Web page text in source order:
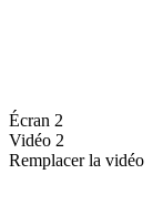
Écran 2
Vidéo 2
Remplacer la vidéo